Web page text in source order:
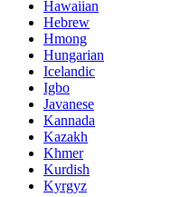
Hawaiian
Hebrew
Hmong
Hungarian
Icelandic
Igbo
Javanese
Kannada
Kazakh
Khmer
Kurdish
Kyrgyz